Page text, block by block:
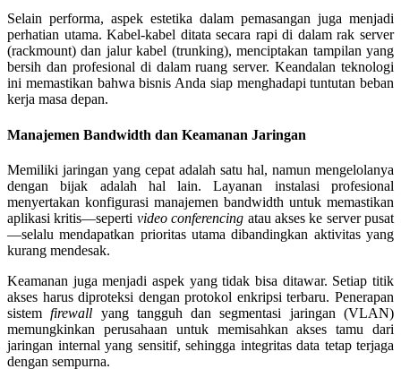
Selain performa, aspek estetika dalam pemasangan juga menjadi
perhatian utama. Kabel-kabel ditata secara rapi di dalam rak server
(rackmount) dan jalur kabel (trunking), menciptakan tampilan yang
bersih dan profesional di dalam ruang server. Keandalan teknologi
ini memastikan bahwa bisnis Anda siap menghadapi tuntutan beban
kerja masa depan.
Manajemen Bandwidth dan Keamanan Jaringan
Memiliki jaringan yang cepat adalah satu hal, namun mengelolanya
dengan bijak adalah hal lain. Layanan instalasi profesional
menyertakan konfigurasi manajemen bandwidth untuk memastikan
aplikasi kritis—seperti video conferencing atau akses ke server pusat
—selalu mendapatkan prioritas utama dibandingkan aktivitas yang
kurang mendesak.
Keamanan juga menjadi aspek yang tidak bisa ditawar. Setiap titik
akses harus diproteksi dengan protokol enkripsi terbaru. Penerapan
sistemfirewall yang tangguh dan segmentasi jaringan (VLAN)
memungkinkan perusahaan untuk memisahkan akses tamu dari
jaringan internal yang sensitif, sehingga integritas data tetap terjaga
dengan sempurna.